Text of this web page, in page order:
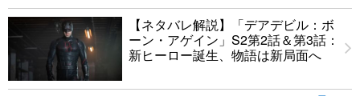
【ネタバレ解説】「デアデビル：ボ
ーン・アゲイン」S2第2話＆第3話：
新ヒーロー誕生、物語は新局面へ